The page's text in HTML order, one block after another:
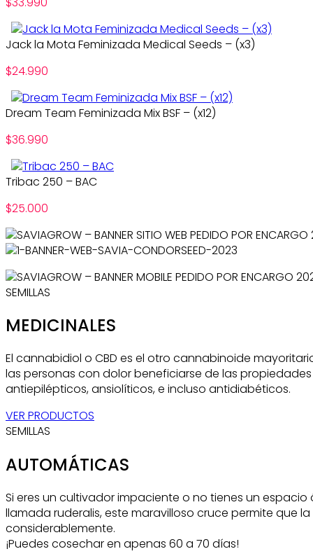
Jack la Mota Feminizada Medical Seeds – (x3)
$24.990
Dream Team Feminizada Mix BSF – (x12)
$36.990
Tribac 250 – BAC
$25.000
SEMILLAS
MEDICINALES
El cannabidiol o CBD es el otro cannabinoide
las personas con dolor beneficiarse de las
antiepilépticos, ansiolíticos, e incluso antidiabéticos.
VER PRODUCTOS
SEMILLAS
AUTOMÁTICAS
Si eres un cultivador impaciente o no tienes un
llamada ruderalis, este maravilloso cruce permite que
considerablemente.
¡Puedes cosechar en apenas 60 a 70 días!